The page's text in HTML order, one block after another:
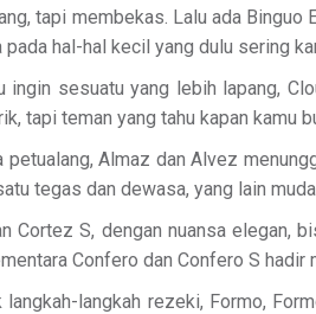
tapi membekas. Lalu ada Binguo
pada hal-hal kecil yang dulu sering
ingin sesuatu yang lebih lapang,
tapi teman yang tahu kapan kamu
petualang, Almaz dan Alvez
tegas dan dewasa, yang lain
Cortez S, dengan nuansa elegan,
Confero dan Confero S hadir
langkah-langkah rezeki, Formo,